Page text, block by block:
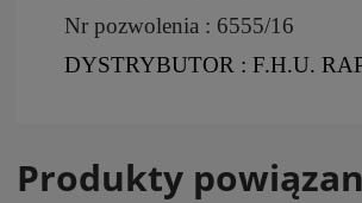
Nr pozwolenia : 6555/16
DYSTRYBUTOR : F.H.U.
Produkty